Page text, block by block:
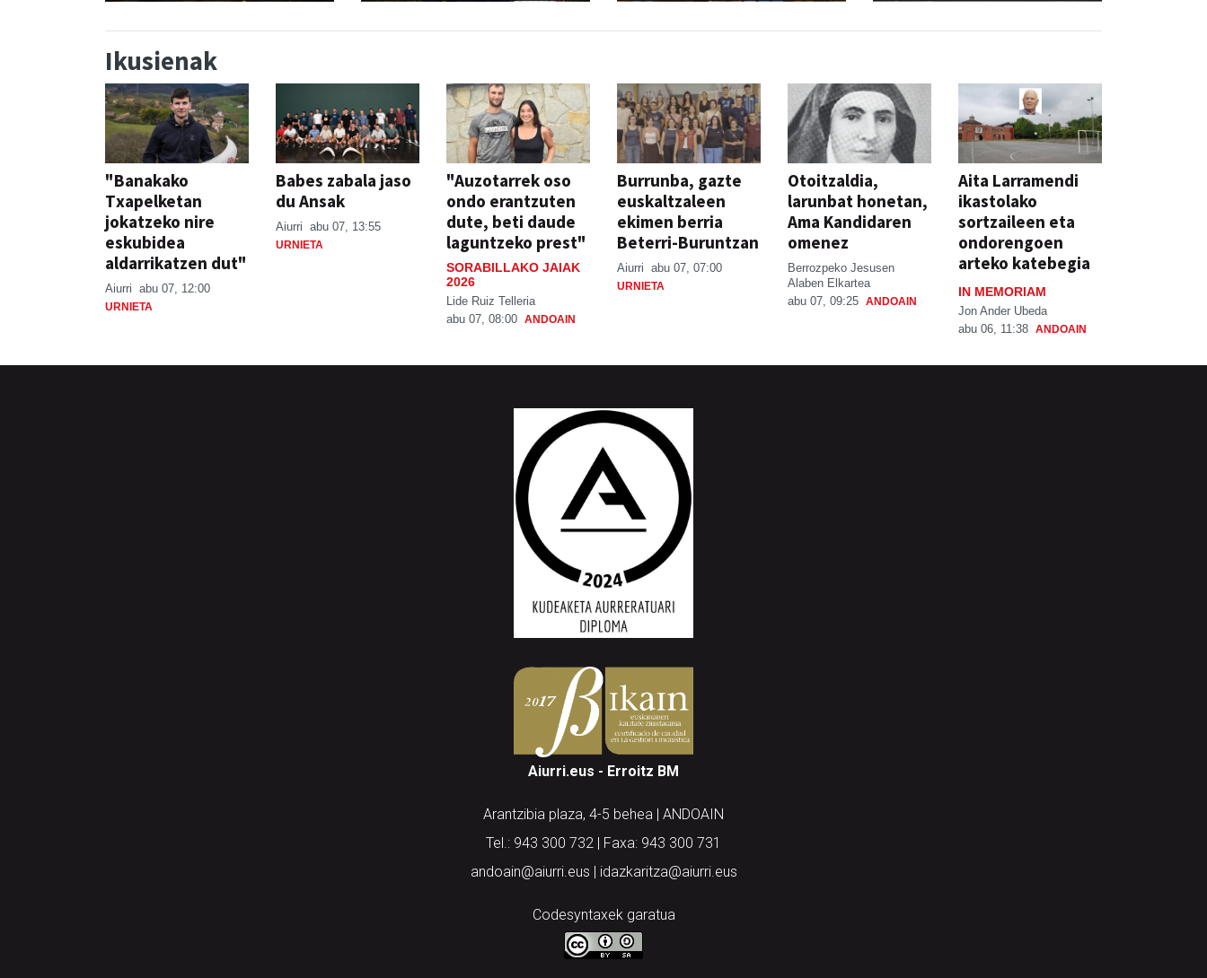
Ikusienak
"Banakako
Txapelketan
jokatzeko nire
eskubidea
aldarrikatzen dut"
Aiurri abu 07, 12:00
URNIETA
Babes zabala jaso
du Ansak
Aiurri abu 07, 13:55
URNIETA
"Auzotarrek oso
ondo erantzuten
dute, beti daude
laguntzeko prest"
SORABILLAKO JAIAK
2026
Lide Ruiz Telleria
abu 07, 08:00 ANDOAIN
Burrunba, gazte
euskaltzaleen
ekimen berria
Beterri-Buruntzan
Aiurri abu 07, 07:00
URNIETA
Otoitzaldia,
larunbat honetan,
Ama Kandidaren
omenez
Berrozpeko Jesusen
Alaben Elkartea
abu 07, 09:25 ANDOAIN
Aita Larramendi
ikastolako
sortzaileen eta
ondorengoen
arteko katebegia
IN MEMORIAM
Jon Ander Ubeda
abu 06, 11:38 ANDOAIN
Aiurri.eus - Erroitz BM
Arantzibia plaza, 4-5 behea | ANDOAIN
Tel.: 943 300 732 | Faxa: 943 300 731
andoain@aiurri.eus | idazkaritza@aiurri.eus
Codesyntaxek garatua